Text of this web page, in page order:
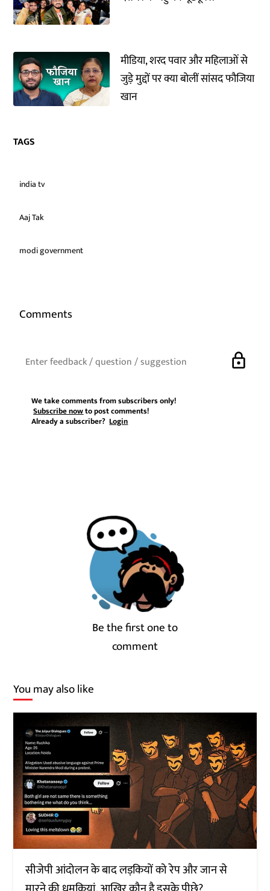
मीडिया, शरद पवार और महिलाओं से
जुड़े मुद्दों पर क्या बोलीं सांसद फौजिया
खान
TAGS
india tv
Aaj Tak
modi government
Comments
lock
We take comments from subscribers only!
Subscribe nowto post comments!
Already a subscriber?Login
Be the first one to
comment
You may also like
सीजेपी आंदोलन के बाद लड़कियों को रेप और जान से